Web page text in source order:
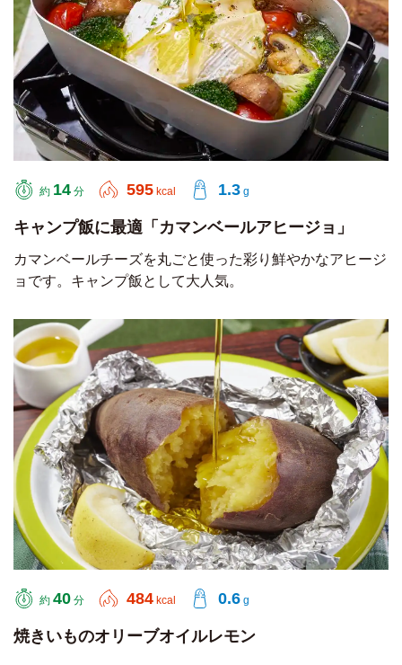
約 14 分 595 kcal 1.3 g
キャンプ飯に最適「カマンベールアヒージョ」
カマンベールチーズを丸ごと使った彩り鮮やかなアヒージ
ョです。キャンプ飯として大人気。
約 40 分 484 kcal 0.6 g
焼きいものオリーブオイルレモン